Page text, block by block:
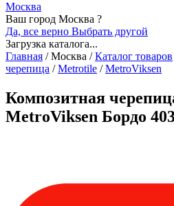
Москва
Ваш город Москва ?
Да, все верно Выбрать другой
Загрузка каталога...
Главная /Москва / Каталог товаров
черепица / Metrotile / MetroViksen
Композитная
MetroViksen Бордо